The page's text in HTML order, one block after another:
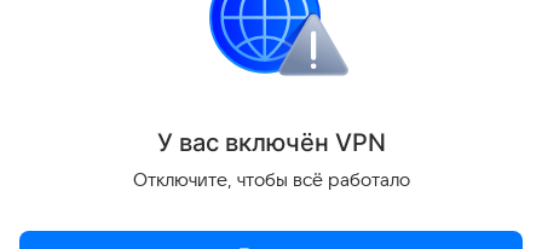
срочную транспортировку биоматериалов между
госпиталями с гарантией неизменности маршрута.
Поделиться
У вас включён VPN
Отключите, чтобы всё работало